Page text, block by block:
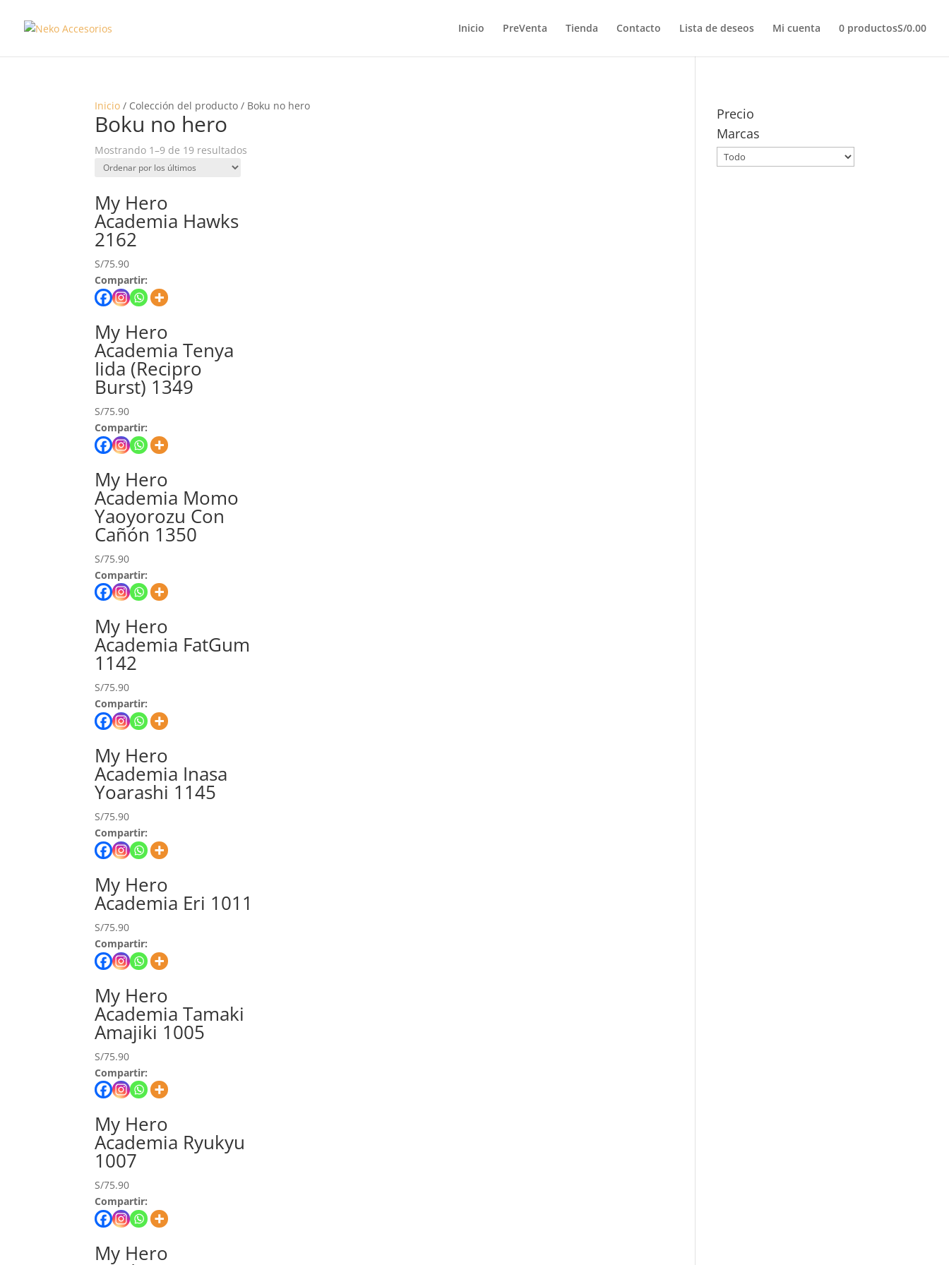
Inicio PreVenta Tienda Contacto Lista de deseos Mi cuenta 0 productosS/0.00
Inicio / Colección del producto / Boku no hero
Boku no hero
Mostrando 1–9 de 19 resultados
My Hero
Academia Hawks
2162
S/75.90
Compartir:
My Hero
Academia Tenya
Iida (Recipro
Burst) 1349
S/75.90
Compartir:
My Hero
Academia Momo
Yaoyorozu Con
Cañón 1350
S/75.90
Compartir:
My Hero
Academia FatGum
1142
S/75.90
Compartir:
My Hero
Academia Inasa
Yoarashi 1145
S/75.90
Compartir:
My Hero
Academia Eri 1011
S/75.90
Compartir:
My Hero
Academia Tamaki
Amajiki 1005
S/75.90
Compartir:
My Hero
Academia Ryukyu
1007
S/75.90
Compartir:
My Hero
Precio
Marcas